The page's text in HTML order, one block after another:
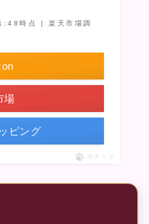
時点 | 楽天市場調
場
ピング
ポチップ